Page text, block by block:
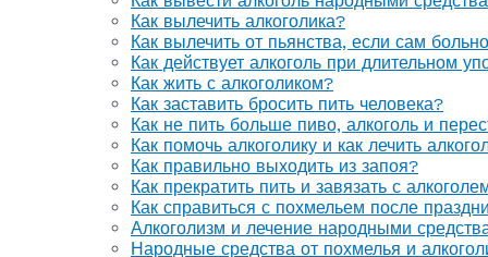
Как вылечить алкоголика?
Как вылечить от пьянства, если сам
Как действует алкоголь при длительном
Как жить с алкоголиком?
Как заставить бросить пить человека?
Как не пить больше пиво, алкоголь и
Как помочь алкоголику и как лечить
Как правильно выходить из запоя?
Как прекратить пить и завязать с
Как справиться с похмельем после
Алкоголизм и лечение народными
Народные средства от похмелья и